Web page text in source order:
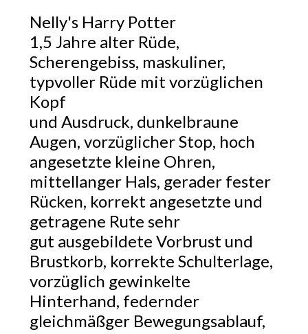
Nelly's Harry Potter
1,5 Jahre alter Rüde,
Scherengebiss, maskuliner,
typvoller Rüde mit vorzüglichen
Kopf
und Ausdruck, dunkelbraune
Augen, vorzüglicher Stop, hoch
angesetzte kleine Ohren,
mittellanger Hals, gerader fester
Rücken, korrekt angesetzte und
getragene Rute sehr
gut ausgebildete Vorbrust und
Brustkorb, korrekte Schulterlage,
vorzüglich gewinkelte
Hinterhand, federnder
gleichmäßger Bewegungsablauf,